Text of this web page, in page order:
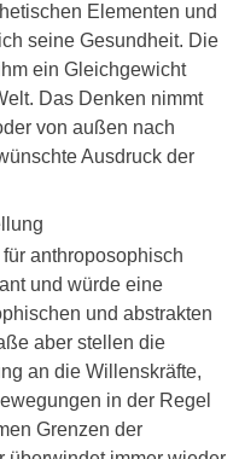
Elementen und
seine Gesundheit. Die
ein Gleichgewicht
Das Denken nimmt
von außen nach
Ausdruck der
anthroposophisch
und würde eine
und abstrakten
aber stellen die
an die Willenskräfte,
in der Regel
Grenzen der